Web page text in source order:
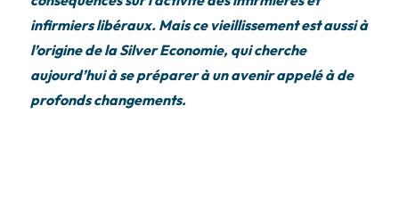
infirmiers libéraux. Mais ce vieillissement est aussi à
l’origine de la Silver Economie, qui cherche
aujourd’hui à se préparer à un avenir appelé à de
profonds changements.